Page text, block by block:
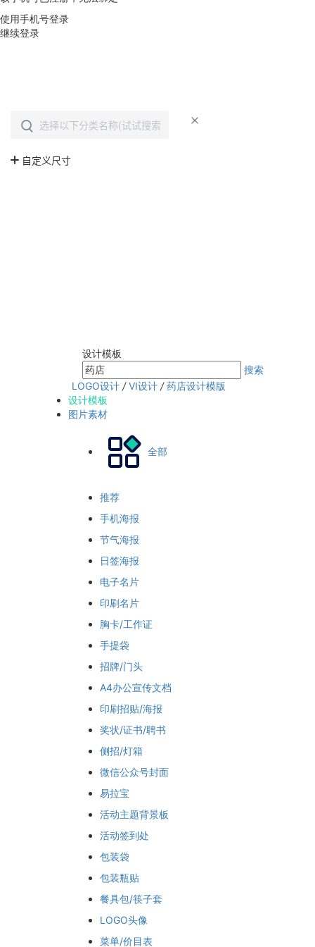
使用手机号登录
继续登录
设计模板
搜索
LOGO设计 / VI设计 / 药店设计模版
设计模板
图片素材
全部
推荐
手机海报
节气海报
日签海报
电子名片
印刷名片
胸卡/工作证
手提袋
招牌/门头
A4办公宣传文档
印刷招贴/海报
奖状/证书/聘书
侧招/灯箱
微信公众号封面
易拉宝
活动主题背景板
活动签到处
包装袋
包装瓶贴
餐具包/筷子套
LOGO头像
菜单/价目表